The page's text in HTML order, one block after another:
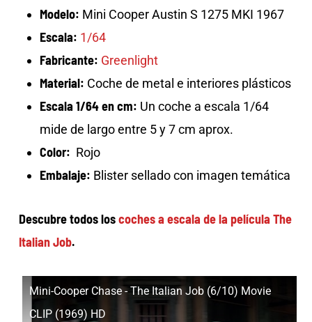
Modelo: Mini Cooper Austin S 1275 MKI 1967
Escala: 1/64
Fabricante: Greenlight
Material: Coche de metal e interiores plásticos
Escala 1/64 en cm: Un coche a escala 1/64
mide de largo entre 5 y 7 cm aprox.
Color: Rojo
Embalaje: Blister sellado con imagen temática
Descubre todos loscoches a escala de la película The
Italian Job.
Mini-Cooper Chase - The Italian Job (6/10) Movie
CLIP (1969) HD